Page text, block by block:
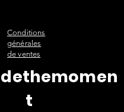
Conditions
générales
de ventes
t